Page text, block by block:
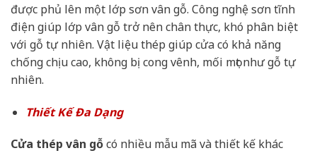
được phủ lên một lớp sơn vân gỗ. Công nghệ sơn tĩnh
điện giúp lớp vân gỗ trở nên chân thực, khó phân biệt
với gỗ tự nhiên. Vật liệu thép giúp cửa có khả năng
chống chịu cao, không bị cong vênh, mối mọt như gỗ tự
nhiên.
Thiết Kế Đa Dạng
Cửa thép vân gỗcó nhiều mẫu mã và thiết kế khác